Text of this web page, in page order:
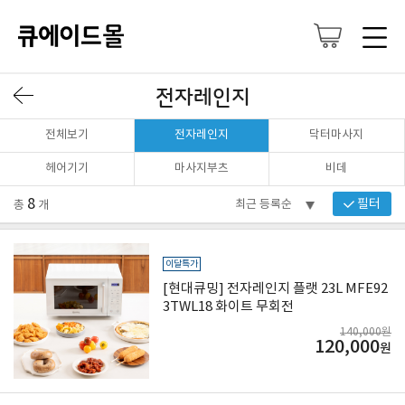
전자레인지
전체보기 전자레인지 닥터마사지
헤어기기 마사지부츠 비데
총 8 개 필터
이달특가
[현대큐밍] 전자레인지 플랫 23L MFE92
3TWL18 화이트 무회전
140,000원
120,000원